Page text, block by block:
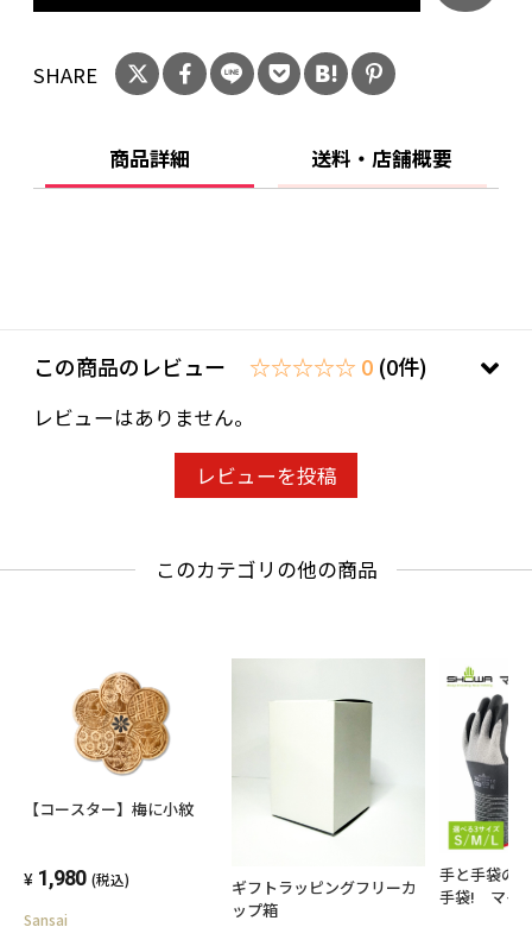
SHARE
商品詳細 送料・店舗概要
この商品のレビュー ☆☆☆☆☆ 0 (0件)
レビューはありません。
レビューを投稿
このカテゴリの他の商品
【コースター】梅に小紋
1,980 (税込)
Sansai
ギフトラッピングフリーカ
ップ箱
手と手袋の
手袋! マイ